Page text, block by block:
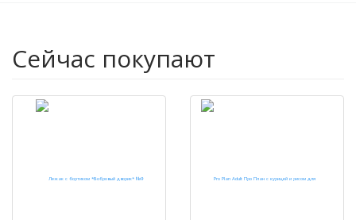
Сейчас покупают